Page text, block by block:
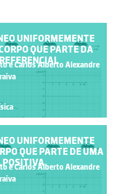
UNIFORMEMENTE
QUE PARTE DA
e Carlos Alberto Alexandre
UNIFORMEMENTE
QUE PARTE DE UMA
POSITIVA
e Carlos Alberto Alexandre